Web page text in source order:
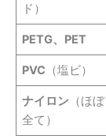
ド）
PETG、PET
PVC （塩ビ）
ナイロン （ほぼ
全て）